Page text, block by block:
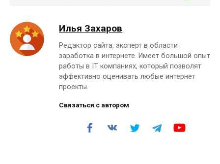
Илья Захаров
Редактор сайта, эксперт в области
заработка в интернете. Имеет большой опыт
работы в IT компаниях, который позволят
эффективно оценивать любые интернет
проекты.
Связаться с автором